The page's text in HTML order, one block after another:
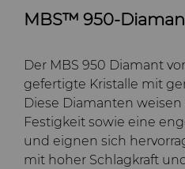
MBS™ 950-
Der MBS 950 Diamant
gefertigte Kristalle mit
Diese Diamanten
Festigkeit sowie eine
und eignen sich
mit hoher Schlagkraft